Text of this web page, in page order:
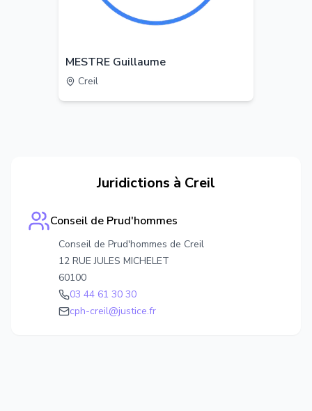
MESTRE Guillaume
Creil
Juridictions à Creil
Conseil de Prud'hommes
Conseil de Prud'hommes de Creil
12 RUE JULES MICHELET
60100
03 44 61 30 30
cph-creil@justice.fr